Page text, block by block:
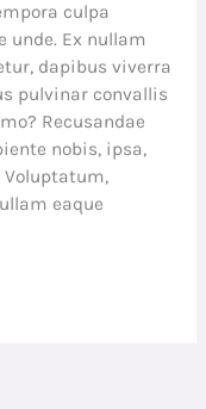
culpa
unde. Ex nullam
dapibus viverra
pulvinar convallis
Recusandae
nobis, ipsa,
Voluptatum,
eaque